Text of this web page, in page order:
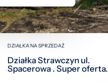
DZIAŁKA NA SPRZEDAŻ
Działka Strawczyn ul.
Spacerowa . Super oferta.